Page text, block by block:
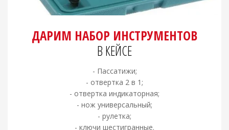
ДАРИМ НАБОР ИНСТРУМЕНТОВ
В КЕЙСЕ
- Пассатижи;
- отвертка 2 в 1;
- отвертка индикаторная;
- нож универсальный;
- рулетка;
- ключи шестигранные.